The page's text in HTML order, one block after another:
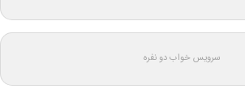
سرویس خواب دو نفره